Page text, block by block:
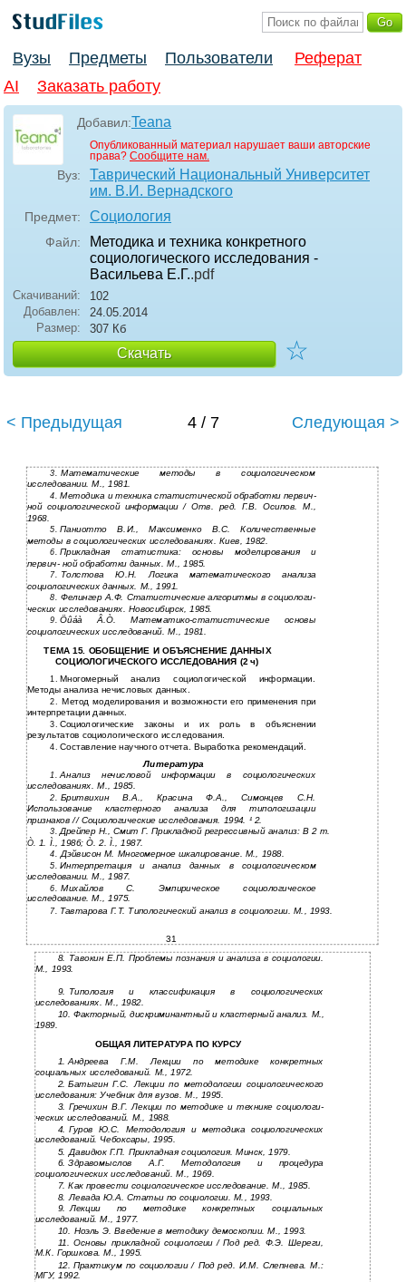
Вузы Предметы Пользователи
Реферат
AI
Заказать работу
Добавил:Teana
Опубликованный материал нарушает ваши авторские
права? Сообщите нам.
Вуз:
Таврический Национальный Университет
им. В.И. Вернадского
Предмет: Социология
Файл:
Методика и техника конкретного
социологического исследования -
Васильева Е.Г..pdf
Скачиваний:
102
Добавлен:
24.05.2014
Размер:
307 Кб
Скачать ☆
< Предыдущая 4 / 7 Следующая >
3. Математические методы в социологическом
исследовании. М., 1981.
4. Методика и техника статистической обработки первич-
ной социологической информации / Отв. ред. Г.В. Осипов. М.,
1968.
5. Паниотто В.И., Максименко В.С. Количественные
методы в социологических исследованиях. Киев, 1982.
6. Прикладная статистика: основы моделирования и
первич- ной обработки данных. М., 1985.
7. Толстова Ю.Н. Логика математического анализа
социологических данных. М., 1991.
8. Фелингер А.Ф. Статистические алгоритмы в социологи-
ческих исследованиях. Новосибирск, 1985.
9. Öûáà Â.Ò.Математико-статистические основы
социологических исследований. М., 1981.
ТЕМА 15. ОБОБЩЕНИЕ И ОБЪЯСНЕНИЕ ДАННЫХ
СОЦИОЛОГИЧЕСКОГО ИССЛЕДОВАНИЯ (2 ч)
1. Многомерный анализ социологической информации.
Методы анализа нечисловых данных.
2. Метод моделирования и возможности его применения при
интерпретации данных.
3. Социологические законы и их роль в объяснении
результатов социологического исследования.
4. Составление научного отчета. Выработка рекомендаций.
Литература
1. Анализ нечисловой информации в социологических
исследованиях. М., 1985.
2. Бритвихин В.А., Красина Ф.А., Симонцев С.Н.
Использование кластерного анализа для типологизации
признаков // Социологические исследования. 1994. ¹ 2.
3. Дрейпер Н., Смит Г. Прикладной регрессивный анализ: В 2 т.
Ò. 1. Ì., 1986; Ò. 2. Ì., 1987.
4. Дэйвисон М. Многомерное шкалирование. М., 1988.
5. Интерпретация и анализ данных в социологическом
исследовании. М., 1987.
6. Михайлов С. Эмпирическое социологическое
исследование. М., 1975.
7. Тавтарова Г.Т. Типологический анализ в социологии. М., 1993.
31
8. Тавокин Е.П. Проблемы познания и анализа в социологии.
М., 1993.
9. Типология и классификация в социологических
исследованиях. М., 1982.
10. Факторный, дискриминантный и кластерный анализ. М.,
1989.
ОБЩАЯ ЛИТЕРАТУРА ПО КУРСУ
1. Андреева Г.М. Лекции по методике конкретных
социальных исследований. М., 1972.
2. Батыгин Г.С. Лекции по методологии социологического
исследования: Учебник для вузов. М., 1995.
3. Гречихин В.Г. Лекции по методике и технике социологи-
ческих исследований. М., 1988.
4. Гуров Ю.С. Методология и методика социологических
исследований. Чебоксары, 1995.
5. Давидюк Г.П. Прикладная социология. Минск, 1979.
6. Здравомыслов А.Г. Методология и процедура
социологических исследований. М., 1969.
7. Как провести социологическое исследование. М., 1985.
8. Левада Ю.А. Статьи по социологии. М., 1993.
9. Лекции по методике конкретных социальных
исследований. М., 1977.
10. Ноэль Э. Введение в методику демоскопии. М., 1993.
11.
Основы прикладной социологии / Под ред. Ф.Э. Шереги,
М.К. Горшкова. М., 1995.
12. Практикум по социологии / Под ред. И.М. Слепнева. М.:
МГУ, 1992.